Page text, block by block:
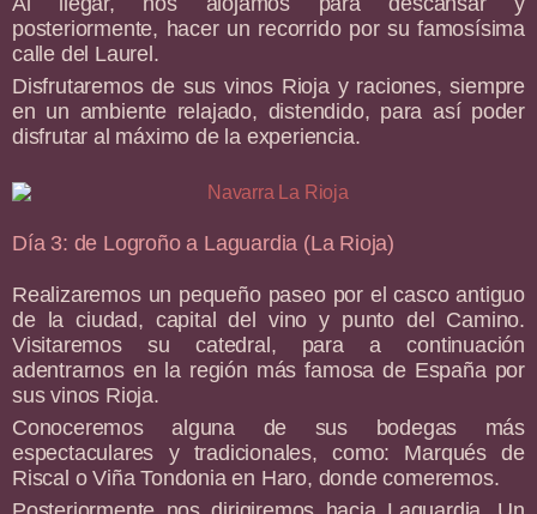
posteriormente, hacer un recorrido por su famosísima
calle del Laurel.
Disfrutaremos de sus vinos Rioja y raciones, siempre
en un ambiente relajado, distendido, para así poder
disfrutar al máximo de la experiencia.
Día 3: de Logroño a Laguardia (La Rioja)
Realizaremos un pequeño paseo por el casco antiguo
de la ciudad, capital del vino y punto del Camino.
Visitaremos su catedral, para a continuación
adentrarnos en la región más famosa de España por
sus vinos Rioja.
Conoceremos alguna de sus bodegas más
espectaculares y tradicionales, como: Marqués de
Riscal o Viña Tondonia en Haro, donde comeremos.